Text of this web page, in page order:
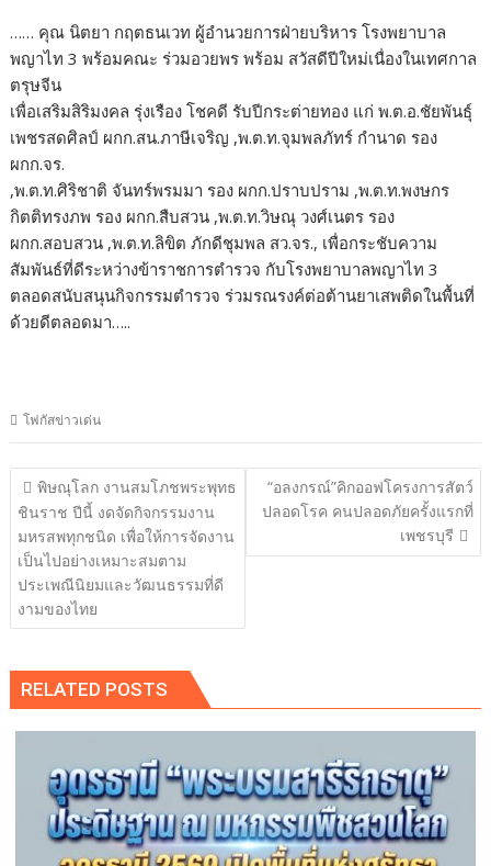
…… คุณ นิตยา กฤตธนเวท ผู้อำนวยการฝ่ายบริหาร โรงพยาบาล
พญาไท 3 พร้อมคณะ ร่วมอวยพร พร้อม สวัสดีปีใหม่เนื่องในเทศกาล
ตรุษจีน
เพื่อเสริมสิริมงคล รุ่งเรือง โชคดี รับปีกระต่ายทอง แก่ พ.ต.อ.ชัยพันธุ์
เพชรสดศิลป์ ผกก.สน.ภาษีเจริญ ,พ.ต.ท.จุมพลภัทร์ กำนาด รอง
ผกก.จร.
,พ.ต.ท.ศิริชาติ จันทร์พรมมา รอง ผกก.ปราบปราม ,พ.ต.ท.พงษกร
กิตติทรงภพ รอง ผกก.สืบสวน ,พ.ต.ท.วิษณุ วงศ์เนตร รอง
ผกก.สอบสวน ,พ.ต.ท.ลิขิต ภักดีชุมพล สว.จร., เพื่อกระชับความ
สัมพันธ์ที่ดีระหว่างข้าราชการตำรวจ กับโรงพยาบาลพญาไท 3
ตลอดสนับสนุนกิจกรรมตำรวจ ร่วมรณรงค์ต่อต้านยาเสพติดในพื้นที่
ด้วยดีตลอดมา…..
โฟกัสข่าวเด่น
แนะแนว
เรื่อง
พิษณุโลก งานสมโภชพระพุทธ
ชินราช ปีนี้ งดจัดกิจกรรมงาน
มหรสพทุกชนิด เพื่อให้การจัดงาน
เป็นไปอย่างเหมาะสมตาม
ประเพณีนิยมและวัฒนธรรมที่ดี
งามของไทย
“อลงกรณ์”คิกออฟโครงการสัตว์
ปลอดโรค คนปลอดภัยครั้งแรกที่
เพชรบุรี
RELATED POSTS